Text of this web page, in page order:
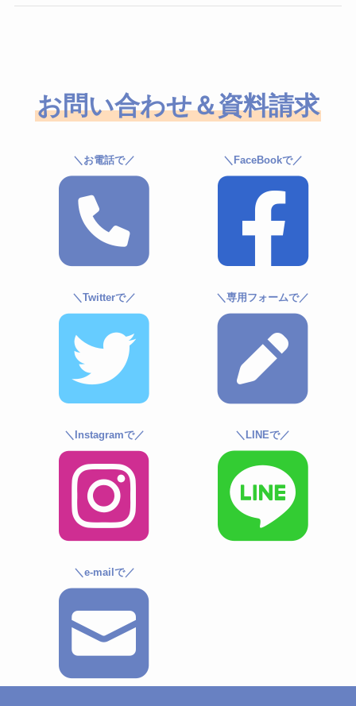
お問い合わせ＆資料請求
＼お電話で／ ＼FaceBookで／
＼Twitterで／ ＼専用フォームで／
＼Instagramで／ ＼LINEで／
＼e-mailで／